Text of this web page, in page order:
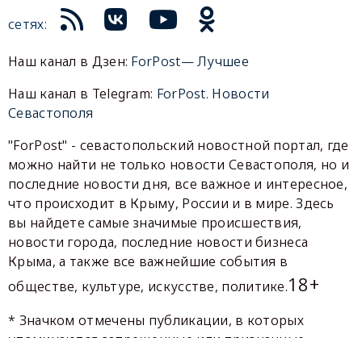
сетях:
Наш канал в Дзен: ForPost— Лучшее
Наш канал в Telegram: ForPost. Новости
Севастополя
"ForPost" - севастопольский новостной портал, где
можно найти не только новости Севастополя, но и
последние новости дня, все важное и интересное,
что происходит в Крыму, России и в мире. Здесь
вы найдете самые значимые происшествия,
новости города, последние новости бизнеса
Крыма, а также все важнейшие события в
обществе, культуре, искусстве, политике.18+
* Значком отмечены публикации, в которых